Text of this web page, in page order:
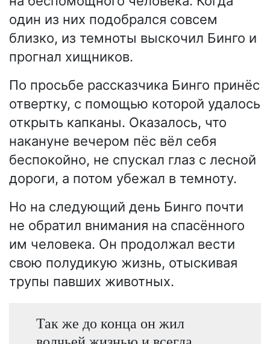
один из них подобрался совсем
близко, из темноты выскочил Бинго и
прогнал хищников.
По просьбе рассказчика Бинго принёс
отвертку, с помощью которой удалось
открыть капканы. Оказалось, что
накануне вечером пёс вёл себя
беспокойно, не спускал глаз с лесной
дороги, а потом убежал в темноту.
Но на следующий день Бинго почти
не обратил внимания на спасённого
им человека. Он продолжал вести
свою полудикую жизнь, отыскивая
трупы павших животных.
Так же до конца он жил